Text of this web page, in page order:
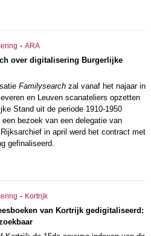
- ARA
over digitalisering Burgerlijke
Familysearchzal vanaf het najaar in
en Leuven scanateliers opzetten
Stand uit de periode 1910-1950
bezoek van een delegatie van
in april werd het contract met
gefinaliseerd.
- Kortrijk
van Kortrijk gedigitaliseerd: